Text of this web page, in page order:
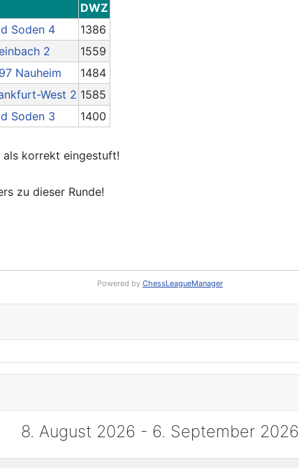
DWZ
Soden 4
1386
2
1559
Nauheim
1484
West 2 1585
Soden 3 1400
korrekt eingestuft!
zu dieser Runde!
Powered by ChessLeagueManager
8. August 2026 - 6. September 2026